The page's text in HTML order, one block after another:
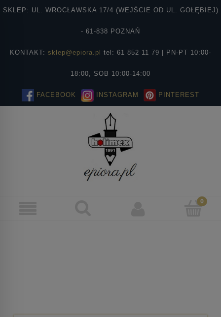
SKLEP: UL. WROCŁAWSKA 17/4 (WEJŚCIE OD UL. GOŁĘBIEJ)
- 61-838 POZNAŃ
KONTAKT: sklep@epiora.pl tel: 61 852 11 79 | PN-PT 10:00-
18:00, SOB 10:00-14:00
FACEBOOK INSTAGRAM PINTEREST